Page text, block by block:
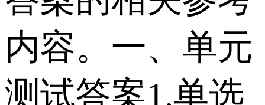
内容。 一、单元
测试答案 1.单选